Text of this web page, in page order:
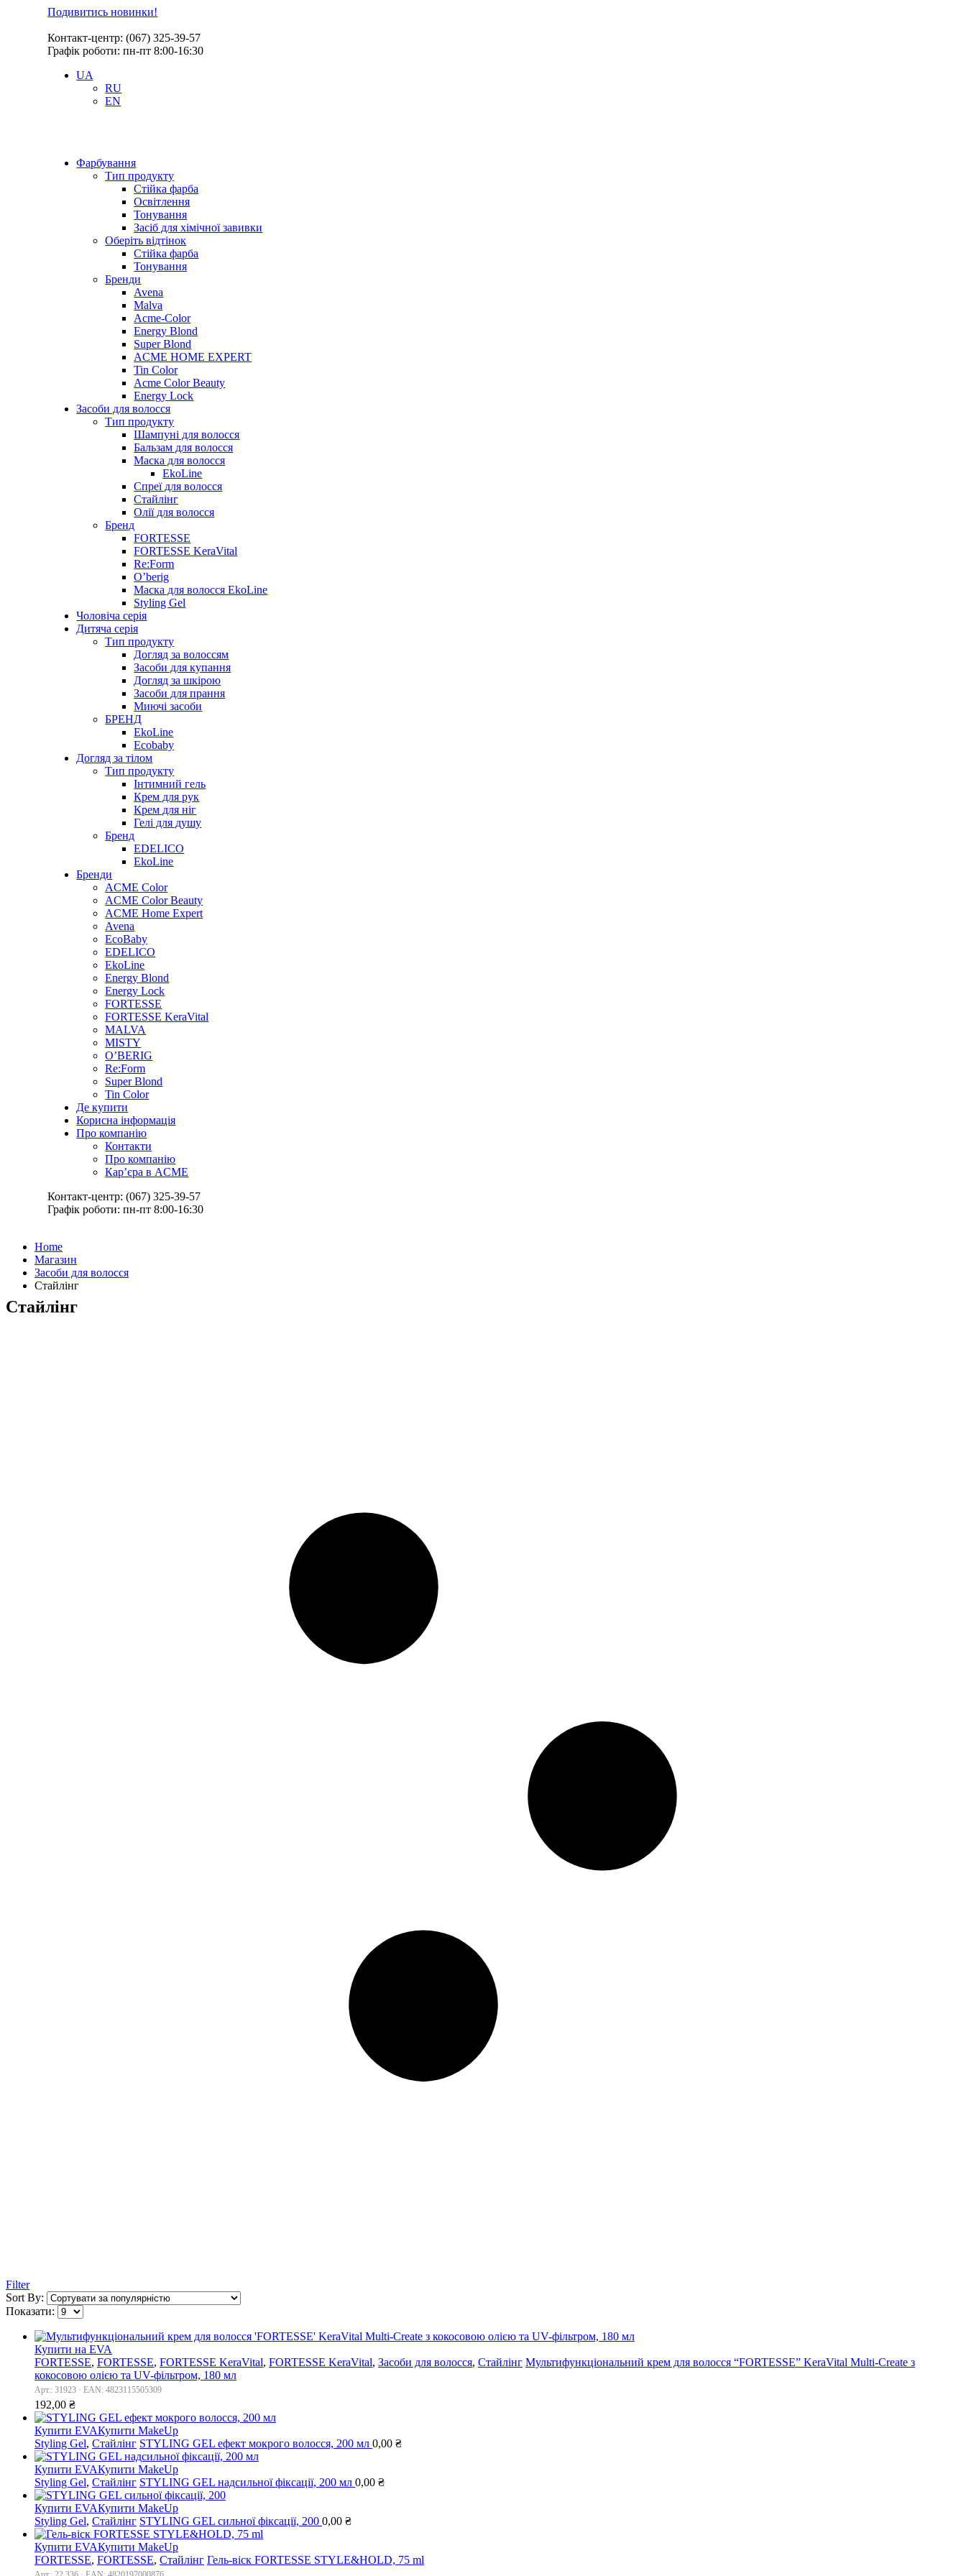
Подивитись новинки!
Контакт-центр: (067) 325-39-57
Графік роботи: пн-пт 8:00-16:30
UA
RU
EN
Фарбування
Тип продукту
Стійка фарба
Освітлення
Тонування
Засіб для хімічної завивки
Оберіть відтінок
Стійка фарба
Тонування
Бренди
Avena
Malva
Acme-Color
Energy Blond
Super Blond
ACME HOME EXPERT
Tin Color
Acme Color Beauty
Energy Lock
Засоби для волосся
Тип продукту
Шампуні для волосся
Бальзам для волосся
Маска для волосся
EkoLine
Спреї для волосся
Стайлінг
Олії для волосся
Бренд
FORTESSE
FORTESSE KeraVital
Re:Form
O’berig
Маска для волосся EkoLine
Styling Gel
Чоловіча серія
Дитяча серія
Тип продукту
Догляд за волоссям
Засоби для купання
Догляд за шкірою
Засоби для прання
Миючі засоби
БРЕНД
EkoLine
Ecobaby
Догляд за тілом
Тип продукту
Інтимний гель
Крем для рук
Крем для ніг
Гелі для душу
Бренд
EDELICO
EkoLine
Бренди
ACME Color
ACME Color Beauty
ACME Home Expert
Avena
EcoBaby
EDELICO
EkoLine
Energy Blond
Energy Lock
FORTESSE
FORTESSE KeraVital
MALVA
MISTY
O’BERIG
Re:Form
Super Blond
Tin Color
Де купити
Корисна інформація
Про компанію
Контакти
Про компанію
Кар’єра в ACME
Контакт-центр: (067) 325-39-57
Графік роботи: пн-пт 8:00-16:30
Home
Магазин
Засоби для волосся
Стайлінг
Стайлінг
Filter
Sort By:
Показати:
Купити на EVA
FORTESSE, FORTESSE, FORTESSE KeraVital, FORTESSE KeraVital, Засоби для волосся, Стайлінг Мультифункціональний крем для волосся “FORTESSE” KeraVital Multi-Сreate з
кокосовою олією та UV-фільтром, 180 мл
Арт.: 31923 · EAN: 4823115505309
192,00 ₴
Купити EVAКупити MakeUp
Styling Gel, Стайлінг STYLING GEL ефект мокрого волосся, 200 мл 0,00 ₴
Купити EVAКупити MakeUp
Styling Gel, Стайлінг STYLING GEL надсильної фіксації, 200 мл 0,00 ₴
Купити EVAКупити MakeUp
Styling Gel, Стайлінг STYLING GEL сильної фіксації, 200 0,00 ₴
Купити EVAКупити MakeUp
FORTESSE, FORTESSE, Стайлінг Гель-віск FORTESSE STYLE&HOLD, 75 ml